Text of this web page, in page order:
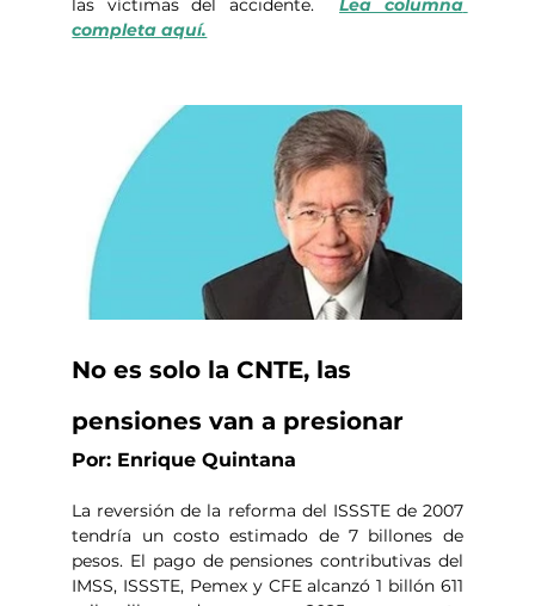
las víctimas del accidente. Lea columna
completa aquí.
No es solo la CNTE, las
pensiones van a presionar
Por: Enrique Quintana
La reversión de la reforma del ISSSTE de 2007
tendría un costo estimado de 7 billones de
pesos. El pago de pensiones contributivas del
IMSS, ISSSTE, Pemex y CFE alcanzó 1 billón 611